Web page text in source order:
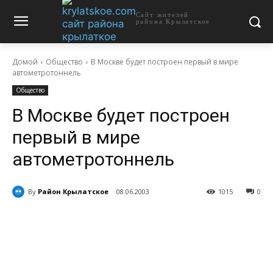
Сайт жителей
района Крылатское
Домой Общество
В Москве будет построен первый в мире
автометротоннель
Общество
В Москве будет построен
первый в мире
автометротоннель
By Район Крылатское 08.06.2003 0
1015